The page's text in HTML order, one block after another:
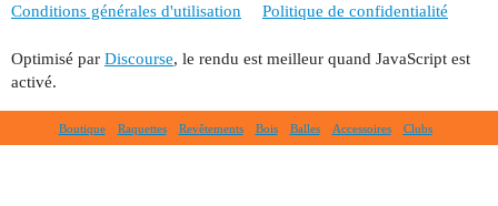
Conditions générales d'utilisation Politique de confidentialité
Optimisé par Discourse, le rendu est meilleur quand JavaScript est
activé.
Boutique Raquettes Revêtements Bois Balles Accessoires Clubs